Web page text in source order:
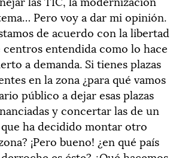
Pero voy a dar mi opinión.
de acuerdo con la libertad
entendida como lo hace
a demanda. Si tienes plazas
en la zona ¿para qué vamos
público a dejar esas plazas
y concertar las de un
ha decidido montar otro
¡Pero bueno! ¿en qué país